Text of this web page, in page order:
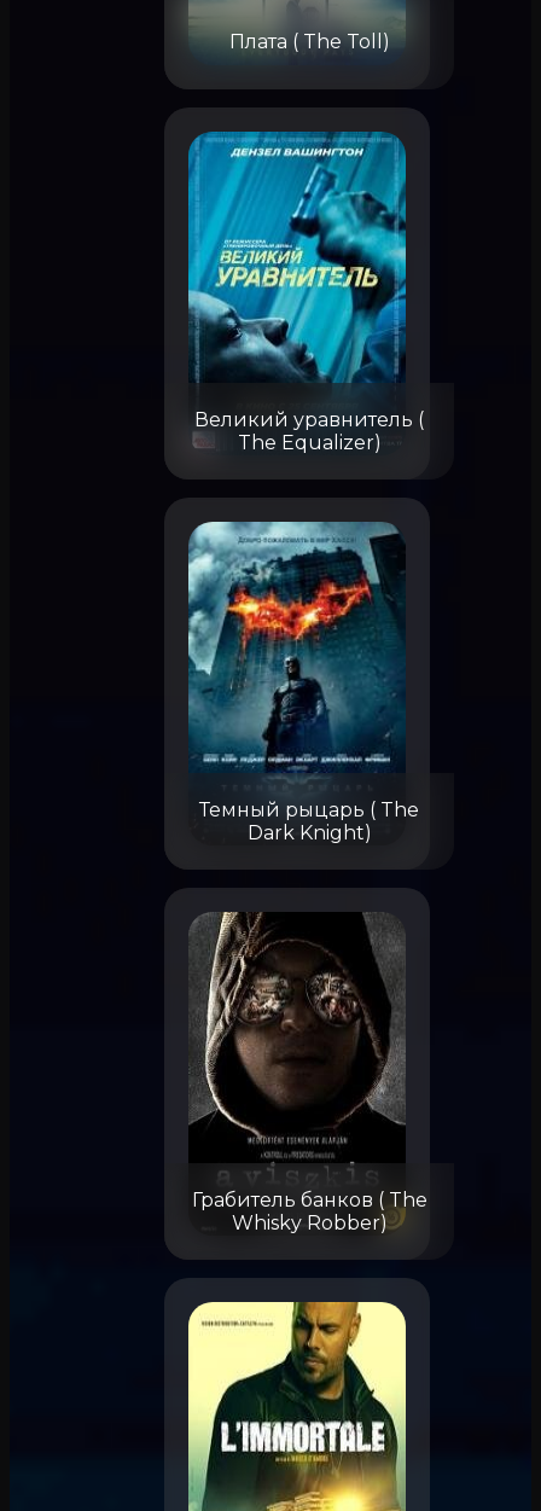
Плата ( The Toll)
Великий уравнитель (
The Equalizer)
Темный рыцарь ( The
Dark Knight)
Грабитель банков ( The
Whisky Robber)